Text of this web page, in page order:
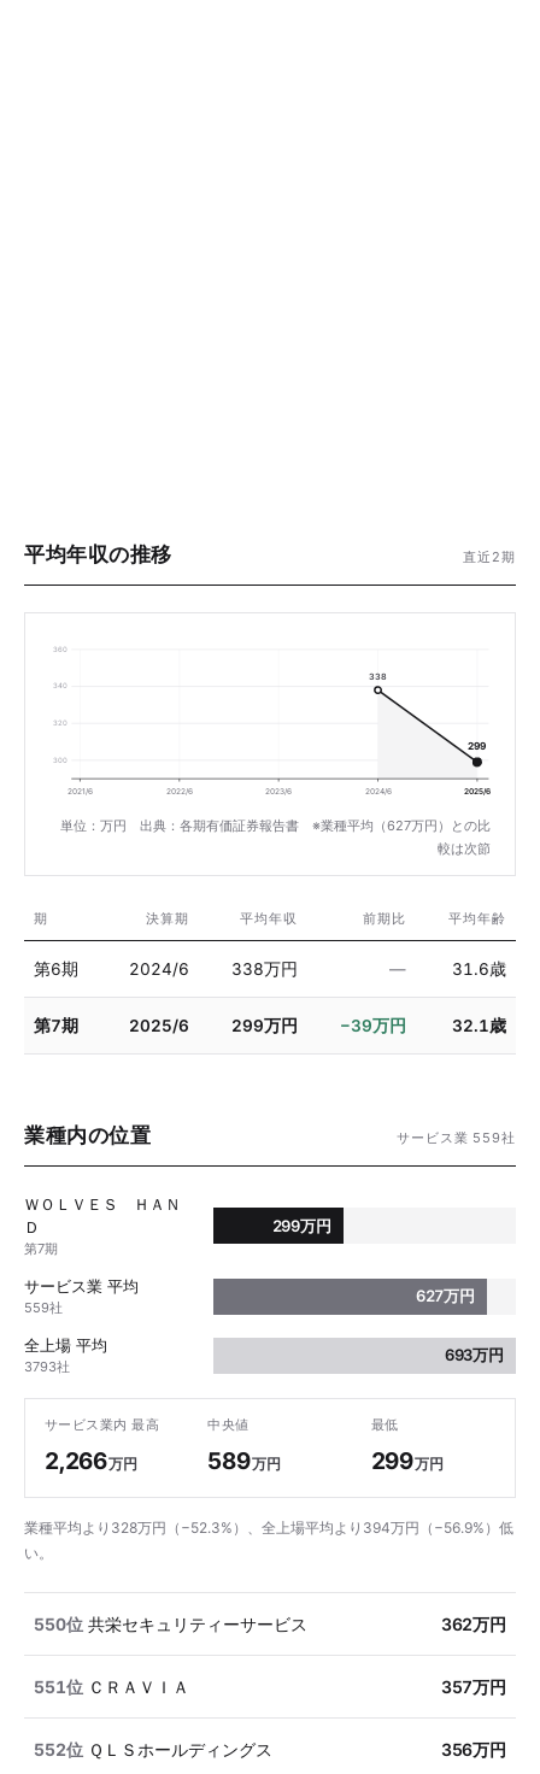
平均年収の推移 直近2期
360
340
320
300
338
299
2021/6 2022/6 2023/6 2024/6 2025/6
単位：万円 出典：各期有価証券報告書 ※業種平均（627万円）との比
較は次節
期 決算期 平均年収 前期比 平均年齢
第6期 2024/6 338万円 — 31.6歳
第7期 2025/6 299万円 −39万円 32.1歳
業種内の位置 サービス業 559社
ＷＯＬＶＥＳ ＨＡＮ
Ｄ
第7期
299万円
サービス業 平均
559社
627万円
全上場 平均
3793社
693万円
サービス業内 最高
2,266万円
中央値
589万円
最低
299万円
業種平均より328万円（−52.3%）、全上場平均より394万円（−56.9%）低
い。
550位 共栄セキュリティーサービス 362万円
551位 ＣＲＡＶＩＡ 357万円
552位 ＱＬＳホールディングス 356万円